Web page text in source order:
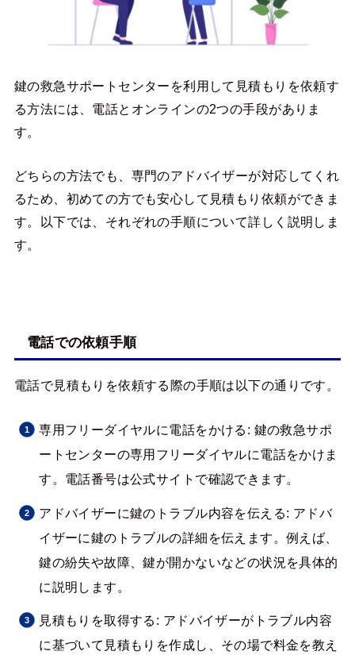
鍵の救急サポートセンターを利用して見積もりを依頼す
る方法には、電話とオンラインの2つの手段がありま
す。
どちらの方法でも、専門のアドバイザーが対応してくれ
るため、初めての方でも安心して見積もり依頼ができま
す。以下では、それぞれの手順について詳しく説明しま
す。
電話での依頼手順
電話で見積もりを依頼する際の手順は以下の通りです。
専用フリーダイヤルに電話をかける: 鍵の救急サポ
ートセンターの専用フリーダイヤルに電話をかけま
す。電話番号は公式サイトで確認できます。
アドバイザーに鍵のトラブル内容を伝える: アドバ
イザーに鍵のトラブルの詳細を伝えます。例えば、
鍵の紛失や故障、鍵が開かないなどの状況を具体的
に説明します。
見積もりを取得する: アドバイザーがトラブル内容
に基づいて見積もりを作成し、その場で料金を教え